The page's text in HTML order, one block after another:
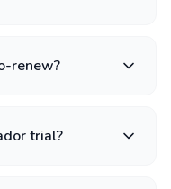
renew?
trial?